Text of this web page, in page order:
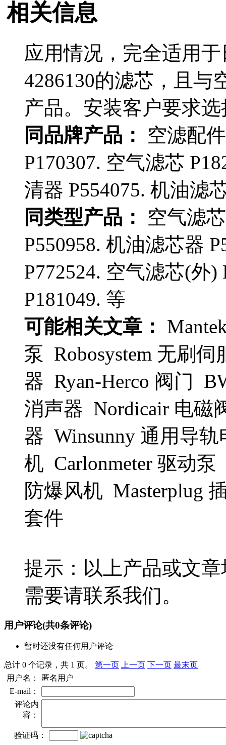
相关信息
应用情况，完全适用
4286130的滤芯，且与
产品。安装客户要求
同品牌产品：
空滤配
P170307. 空气滤芯
清器 P554075. 机油滤
同类型产品：
空气滤
P550958. 机油滤芯器
P772524. 空气滤芯(外)
P181049. 等
可能相关文章：
泵 Robosystem 无刷
器 Ryan-Herco 阀门
消声器 Nordicair 电磁
器 Winsunny 通用导
机 Carlonmeter 驱动
防爆风机 Masterplug
套件
提示：以上产品或文
需要请联系我们。
用户评论(共0条评论)
暂时还没有任何用户评论
总计 0 个记录，共 1 页。 第一页 上一页 下一页 最末页
用户名：
匿名用户
E-mail：
评论内
容：
验证码：